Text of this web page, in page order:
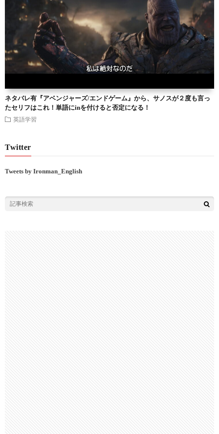
ネタバレ有『アベンジャーズ/エンドゲーム』から、サノスが２度も言っ
たセリフはこれ！単語にinを付けると否定になる！
英語学習
Twitter
Tweets by Ironman_English